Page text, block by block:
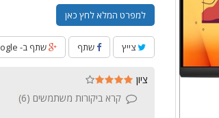
למפרט המלא לחץ כאן
צייץ שתף שתף ב- Google
ציון
קרא ביקורות משתמשים (6
)